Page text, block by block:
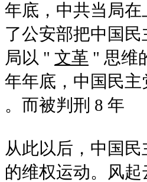
2002 年底，中共当
了公安部把中国
局以 " 文革 " 思维
年年底，中国民
而被判刑 8 年。
从此以后，中国
的维权运动。风